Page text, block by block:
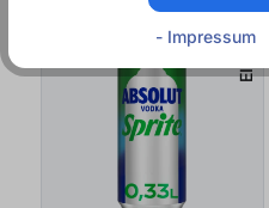
EINWEG
- Impressum